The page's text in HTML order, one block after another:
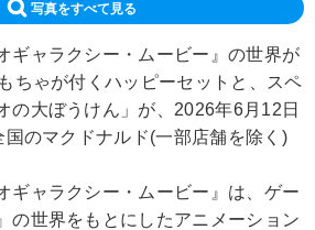
写真をすべて見る
ギャラクシー・ムービー』の世界が
ちゃが付くハッピーセットと、スペ
の大ぼうけん」が、2026年6月12日
のマクドナルド(一部店舗を除く)
ギャラクシー・ムービー』は、ゲー
の世界をもとにしたアニメーション